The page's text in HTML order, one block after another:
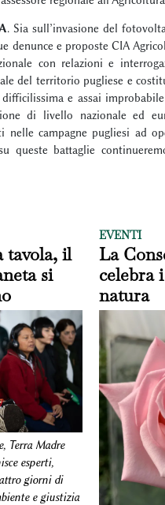
. Sia sull’invasione del
denunce e proposte CIA
con relazioni e
del territorio pugliese e
e assai
di livello nazionale ed
campagne pugliesi ad
queste battaglie
tavola, il
si
Terra Madre
esperti,
giorni di
e giustizia
EVENTI
La
celebra
natura